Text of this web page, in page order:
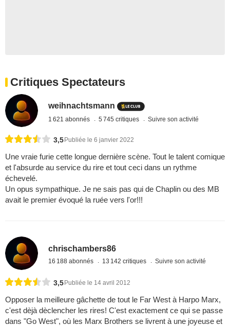
Critiques Spectateurs
weihnachtsmann
1 621 abonnés 5 745 critiques Suivre son activité
3,5 Publiée le 6 janvier 2022
Une vraie furie cette longue dernière scène. Tout le talent comique
et l'absurde au service du rire et tout ceci dans un rythme
échevelé.
Un opus sympathique. Je ne sais pas qui de Chaplin ou des MB
avait le premier évoqué la ruée vers l'or!!!
chrischambers86
16 188 abonnés 13 142 critiques Suivre son activité
3,5Publiée le 14 avril 2012
Opposer la meilleure gâchette de tout le Far West à Harpo Marx,
c'est dèjà dèclencher les rires! C'est exactement ce qui se passe
dans "Go West", où les Marx Brothers se livrent à une joyeuse et